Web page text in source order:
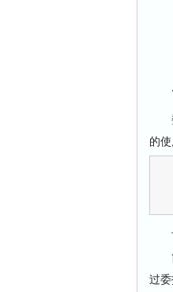
委
的
与
简
过